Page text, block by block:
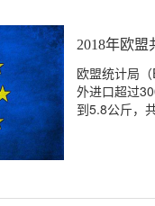
2018年欧盟
欧盟统计局
外进口超过
到5.8公斤，